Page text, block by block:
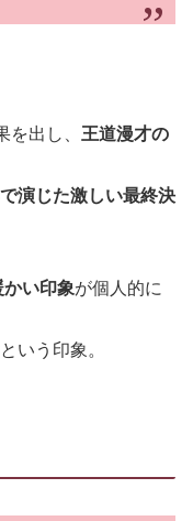
出し、 王道漫才の
演じた激しい最終決
い印象が個人的に
いう印象。